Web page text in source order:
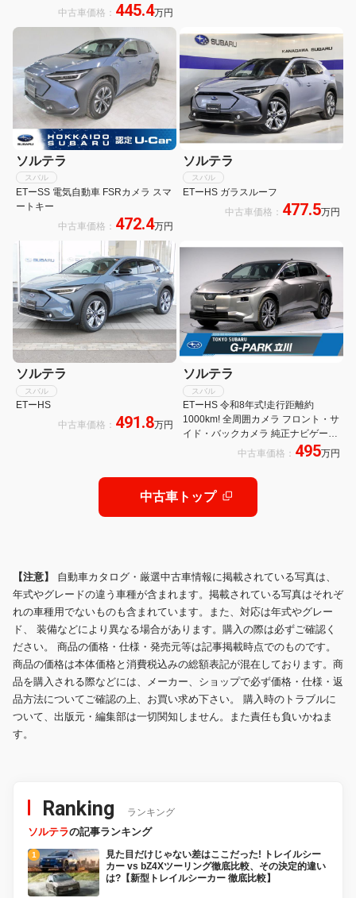
ートエアコン 運転席・助手席シート
中古車価格： 445.4万円
ソルテラ
スバル
ETーSS 電気自動車 FSRカメラ スマ
ートキー
中古車価格： 472.4万円
ソルテラ
スバル
ETーHS ガラスルーフ
中古車価格： 477.5万円
ソルテラ
スバル
ETーHS
中古車価格： 491.8万円
ソルテラ
スバル
ETーHS 令和8年式!走行距離約
1000km! 全周囲カメラ フロント・サ
イド・バックカメラ 純正ナビゲーシ
ョン ETC エックスモード bluetooth
エアコン 電動リヤゲート 20インチ
アルミホール&タイヤ
中古車価格： 495万円
中古車トップ
【注意】 自動車カタログ・厳選中古車情報に掲載されている写真は、
年式やグレードの違う車種が含まれます。掲載されている写真はそれぞ
れの車種用でないものも含まれています。また、対応は年式やグレー
ド、 装備などにより異なる場合があります。購入の際は必ずご確認く
ださい。 商品の価格・仕様・発売元等は記事掲載時点でのものです。
商品の価格は本体価格と消費税込みの総額表記が混在しております。商
品を購入される際などには、メーカー、ショップで必ず価格・仕様・返
品方法についてご確認の上、お買い求め下さい。 購入時のトラブルに
ついて、出版元・編集部は一切関知しません。また責任も負いかねま
す。
Ranking ランキング
ソルテラの記事ランキング
見た目だけじゃない差はここだった! トレイルシー
カー vs bZ4Xツーリング徹底比較、その決定的違い
は?【新型トレイルシーカー 徹底比較】